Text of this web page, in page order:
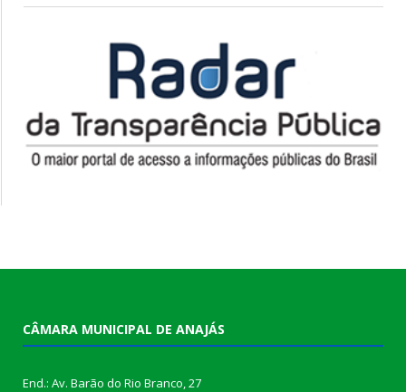
CÂMARA MUNICIPAL DE ANAJÁS
End.: Av. Barão do Rio Branco, 27